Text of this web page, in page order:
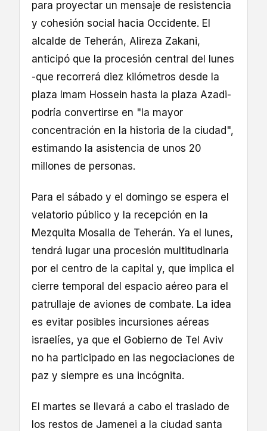
para proyectar un mensaje de resistencia
y cohesión social hacia Occidente. El
alcalde de Teherán, Alireza Zakani,
anticipó que la procesión central del lunes
-que recorrerá diez kilómetros desde la
plaza Imam Hossein hasta la plaza Azadi-
podría convertirse en "la mayor
concentración en la historia de la ciudad",
estimando la asistencia de unos 20
millones de personas.
Para el sábado y el domingo se espera el
velatorio público y la recepción en la
Mezquita Mosalla de Teherán. Ya el lunes,
tendrá lugar una procesión multitudinaria
por el centro de la capital y, que implica el
cierre temporal del espacio aéreo para el
patrullaje de aviones de combate. La idea
es evitar posibles incursiones aéreas
israelíes, ya que el Gobierno de Tel Aviv
no ha participado en las negociaciones de
paz y siempre es una incógnita.
El martes se llevará a cabo el traslado de
los restos de Jamenei a la ciudad santa